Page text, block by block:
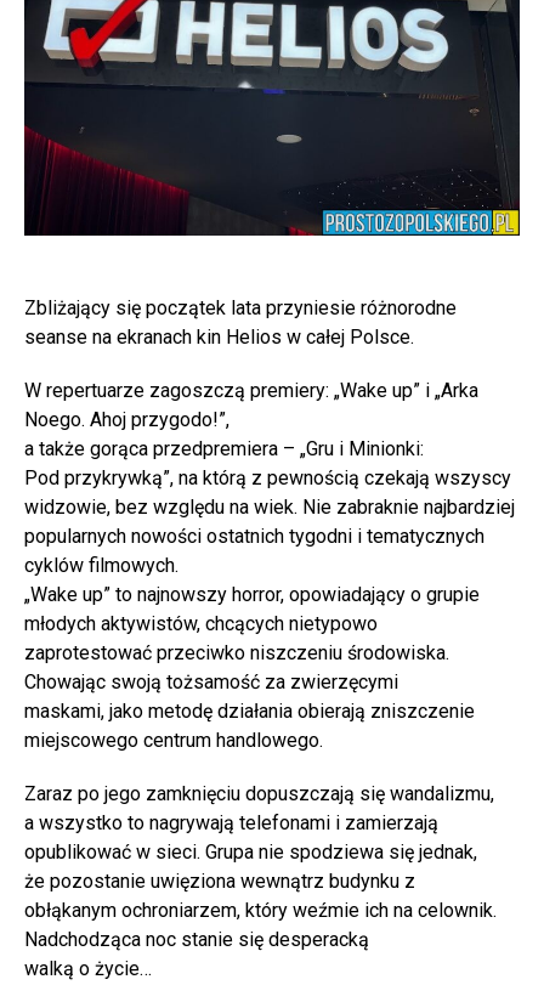
Zbliżający się początek lata przyniesie różnorodne
seanse na ekranach kin Helios w całej Polsce.
W repertuarze zagoszczą premiery: „Wake up” i „Arka
Noego. Ahoj przygodo!”,
a także gorąca przedpremiera – „Gru i Minionki:
Pod przykrywką”, na którą z pewnością czekają wszyscy
widzowie, bez względu na wiek. Nie zabraknie najbardziej
popularnych nowości ostatnich tygodni i tematycznych
cyklów filmowych.
„Wake up” to najnowszy horror, opowiadający o grupie
młodych aktywistów, chcących nietypowo
zaprotestować przeciwko niszczeniu środowiska.
Chowając swoją tożsamość za zwierzęcymi
maskami, jako metodę działania obierają zniszczenie
miejscowego centrum handlowego.
Zaraz po jego zamknięciu dopuszczają się wandalizmu,
a wszystko to nagrywają telefonami i zamierzają
opublikować w sieci. Grupa nie spodziewa się jednak,
że pozostanie uwięziona wewnątrz budynku z
obłąkanym ochroniarzem, który weźmie ich na celownik.
Nadchodząca noc stanie się desperacką
walką o życie…